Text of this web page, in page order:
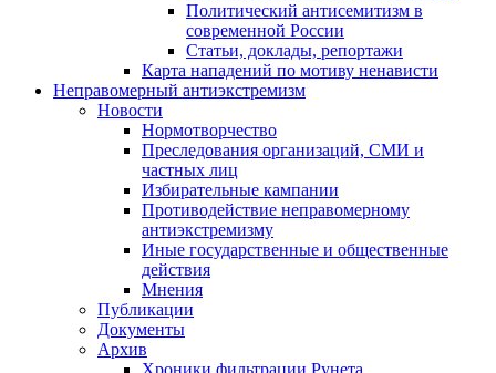
Политический антисемитизм в
современной России
Статьи, доклады, репортажи
Карта нападений по мотиву ненависти
Неправомерный антиэкстремизм
Новости
Нормотворчество
Преследования организаций, СМИ и
частных лиц
Избирательные кампании
Противодействие неправомерному
антиэкстремизму
Иные государственные и общественные
действия
Мнения
Публикации
Документы
Архив
Хроники фильтрации Рунета